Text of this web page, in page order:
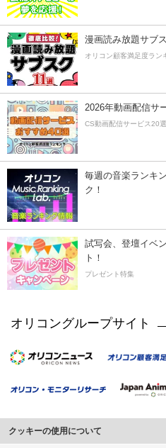
漫画読み放題サブ
オリコン顧客満足度ラン
2026年動画配信サ
CS動画配信サービス20選
毎週の音楽ランキ
ク！
試写会、登壇イベ
ト！
プレゼント特集
オリコングループサイト
クッキーの使用について